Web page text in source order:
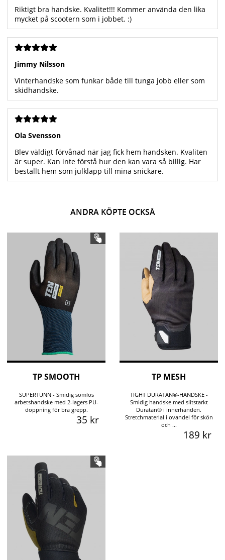
Riktigt bra handske. Kvalitet!!! Kommer använda den lika
mycket på scootern som i jobbet. :)
Jimmy Nilsson
Vinterhandske som funkar både till tunga jobb eller som
skidhandske.
Ola Svensson
Blev väldigt förvånad när jag fick hem handsken. Kvaliten
är super. Kan inte förstå hur den kan vara så billig. Har
beställt hem som julklapp till mina snickare.
ANDRA KÖPTE OCKSÅ
TP SMOOTH
SUPERTUNN - Smidig sömlös
arbetshandske med 2-lagers PU-
doppning för bra grepp.
35 kr
TP MESH
TIGHT DURATAN®-HANDSKE -
Smidig handske med slitstarkt
Duratan® i innerhanden.
Stretchmaterial i ovandel för skön
och ...
189 kr